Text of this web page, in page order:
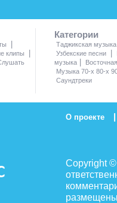
|
клипы |
Категории
Таджикская музыка
Узбекские песни
|
музыка |
Музыка 70-х 80-х
Саундтреки
О проекте |
Copyright
размещены